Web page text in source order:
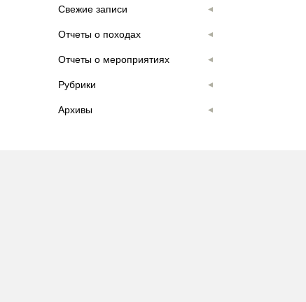
Свежие записи
Отчеты о походах
Отчеты о мероприятиях
Рубрики
Архивы